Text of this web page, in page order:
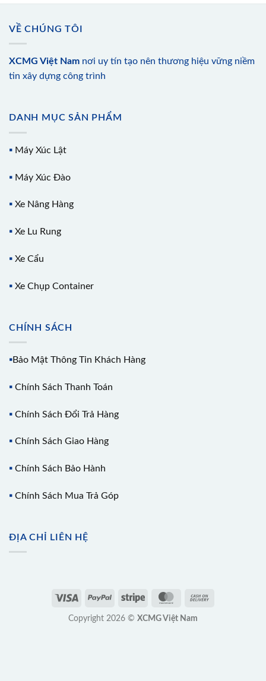
VỀ CHÚNG TÔI
XCMG Việt Nam nơi uy tín tạo nên thương hiệu vững niềm
tin xây dựng công trình
DANH MỤC SẢN PHẨM
▪️ Máy Xúc Lật
▪️ Máy Xúc Đào
▪️ Xe Nâng Hàng
▪️ Xe Lu Rung
▪️ Xe Cẩu
▪️ Xe Chụp Container
CHÍNH SÁCH
▪️Bảo Mật Thông Tin Khách Hàng
▪️ Chính Sách Thanh Toán
▪️ Chính Sách Đổi Trả Hàng
▪️ Chính Sách Giao Hàng
▪️ Chính Sách Bảo Hành
▪️ Chính Sách Mua Trả Góp
ĐỊA CHỈ LIÊN HỆ
Copyright 2026 © XCMG Việt Nam